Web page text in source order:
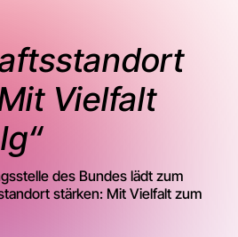
Vielfalt
des Bundes lädt zum
stärken: Mit Vielfalt zum